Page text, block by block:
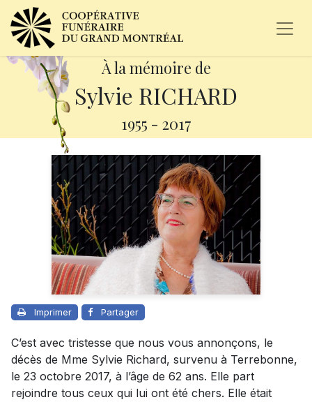
À la mémoire de
Sylvie RICHARD
1955 - 2017
Imprimer Partager
C’est avec tristesse que nous vous annonçons, le
décès de Mme Sylvie Richard, survenu à Terrebonne,
le 23 octobre 2017, à l’âge de 62 ans. Elle part
rejoindre tous ceux qui lui ont été chers. Elle était